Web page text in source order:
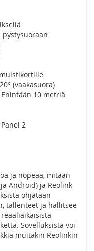
pystysuoraan
(vaakasuora)
10 metriä
2
ja nopeaa, mitään
Android) ja Reolink
ohjataan
tallenteet ja hallitsee
Sovelluksista voi
muitakin Reolinkin